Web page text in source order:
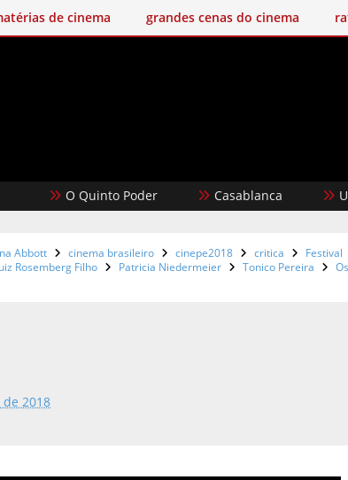
de cinema grandes cenas do cinema
O Quinto Poder Casablanca Um
Abbott cinema brasileiro cinepe2018 critica
Festival
Rosemberg Filho Patricia Niedermeier Tonico Pereira
Os
2018